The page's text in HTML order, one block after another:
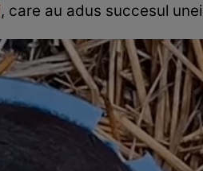
, care au adus succesul